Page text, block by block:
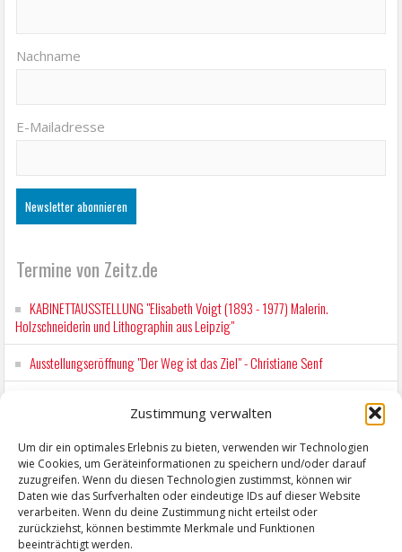
Zustimmung verwalten
Um dir ein optimales Erlebnis zu bieten, verwenden wir Technologien
wie Cookies, um Geräteinformationen zu speichern und/oder darauf
zuzugreifen. Wenn du diesen Technologien zustimmst, können wir
Daten wie das Surfverhalten oder eindeutige IDs auf dieser Website
verarbeiten. Wenn du deine Zustimmung nicht erteilst oder
zurückziehst, können bestimmte Merkmale und Funktionen
beeinträchtigt werden.
Nachname
E-Mailadresse
Termine von Zeitz.de
KABINETTAUSSTELLUNG "Elisabeth Voigt (1893 - 1977) Malerin.
Holzschneiderin und Lithographin aus Leipzig"
Ausstellungseröffnung "Der Weg ist das Ziel" - Christiane Senf
Kunstfest Zeitz